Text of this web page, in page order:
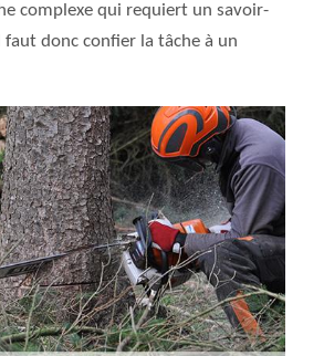
complexe qui requiert un savoir-
donc confier la tâche à un